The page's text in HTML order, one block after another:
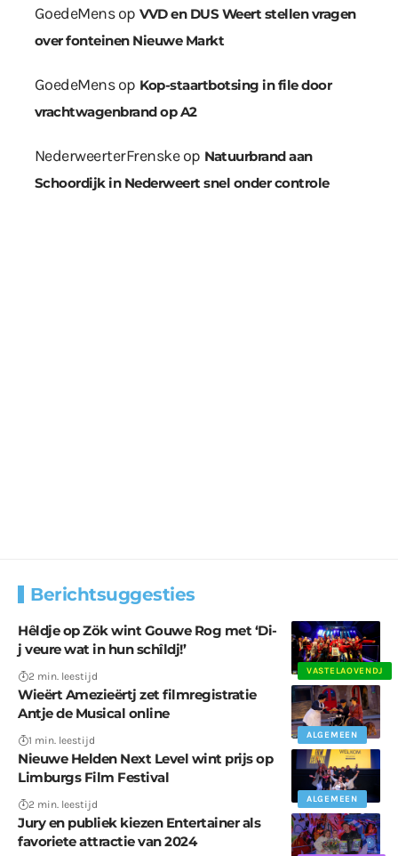
GoedeMensop VVD en DUS Weert stellen vragen
over fonteinen Nieuwe Markt
GoedeMensop Kop-staartbotsing in file door
vrachtwagenbrand op A2
NederweerterFrenskeop Natuurbrand aan
Schoordijk in Nederweert snel onder controle
Berichtsuggesties
VASTELAOVENDJ
Hêldje op Zök wint Gouwe Rog met ‘Di-
j veure wat in hun schîldj!’
2 min. leestijd
ALGEMEEN
Wieërt Amezieërtj zet filmregistratie
Antje de Musical online
1 min. leestijd
ALGEMEEN
Nieuwe Helden Next Level wint prijs op
Limburgs Film Festival
2 min. leestijd
Jury en publiek kiezen Entertainer als
favoriete attractie van 2024